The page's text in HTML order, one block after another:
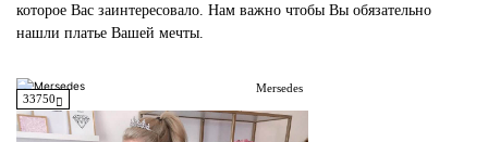
которое Вас заинтересовало. Нам важно чтобы Вы обязательно
нашли платье Вашей мечты.
33750
Mersedes